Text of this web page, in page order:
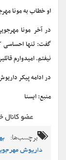
او خطاب به مونا
در آخر مونا
گفت: تنها احساسی
نیفتم. امیدوارم
در ادامه پیکر
منبع: ایسنا
برچسب‌ها:
داریوش